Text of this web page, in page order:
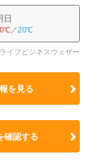
日
／20℃
イフビジネスウェザー
を見る
確認する